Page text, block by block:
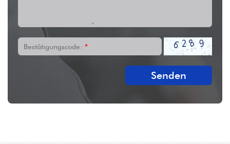
Bestätigungscode: *
Senden